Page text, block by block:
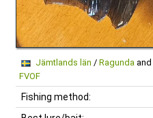
Jämtlands län / Ragundaand
FVOF
Fishing method: